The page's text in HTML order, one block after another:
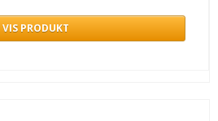
VIS PRODUKT